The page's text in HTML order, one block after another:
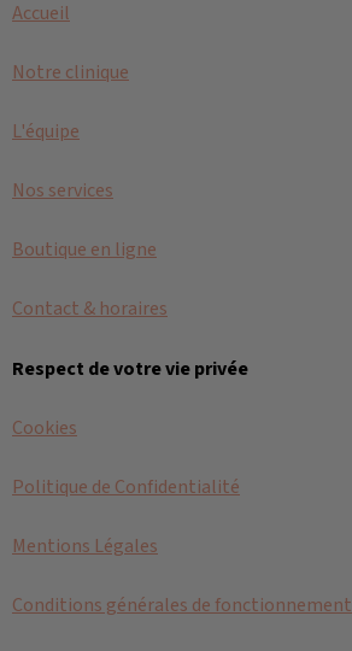
Accueil
Notre clinique
L'équipe
Nos services
Boutique en ligne
Contact & horaires
Respect de votre vie privée
Cookies
Politique de Confidentialité
Mentions Légales
Conditions générales de fonctionnement